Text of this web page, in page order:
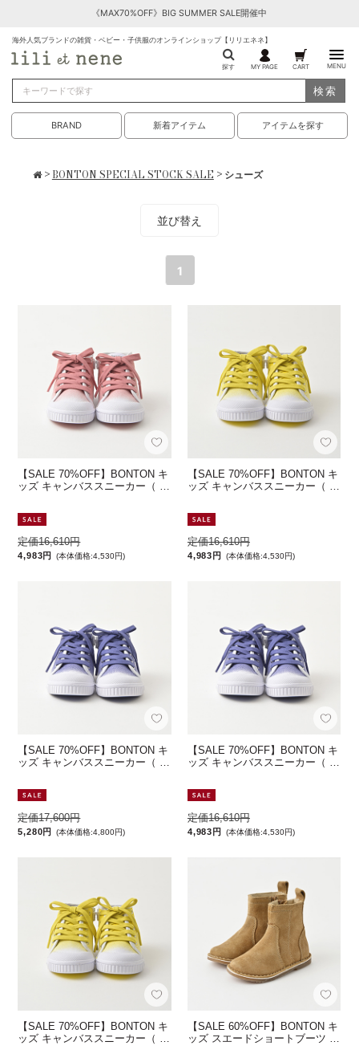
《MAX70%OFF》BIG SUMMER SALE開催中
海外人気ブランドの雑貨・ベビー・子供服のオンラインショップ【リリエネネ】
探す MY PAGE CART MENU
検索
BRAND 新着アイテム アイテムを探す
> BONTON SPECIAL STOCK SALE > シューズ
並び替え
1
【SALE 70%OFF】BONTON キ
ッズ キャンバススニーカー（ …
定価16,610円
4,983円 (本体価格:4,530円)
【SALE 70%OFF】BONTON キ
ッズ キャンバススニーカー（ …
定価16,610円
4,983円 (本体価格:4,530円)
【SALE 70%OFF】BONTON キ
ッズ キャンバススニーカー（ …
定価17,600円
5,280円 (本体価格:4,800円)
【SALE 70%OFF】BONTON キ
ッズ キャンバススニーカー（ …
定価16,610円
4,983円 (本体価格:4,530円)
【SALE 70%OFF】BONTON キ
ッズ キャンバススニーカー（ …
【SALE 60%OFF】BONTON キ
ッズ スエードショートブーツ …